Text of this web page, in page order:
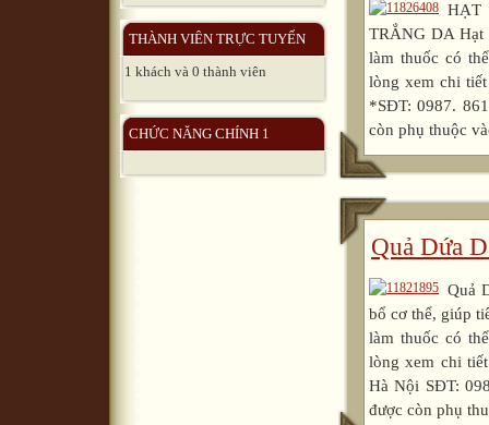
THÀNH VIÊN TRỰC TUYẾN
1 khách và 0 thành viên
CHỨC NĂNG CHÍNH 1
HẠT
TRẮNG DA Hạt
làm thuốc có
lòng xem chi
*SĐT: 0987.
còn phụ thuộc
Quả Dứa
Quả
bổ cơ thể, giúp
làm thuốc có
lòng xem chi
Hà Nội SĐT:
được còn phụ